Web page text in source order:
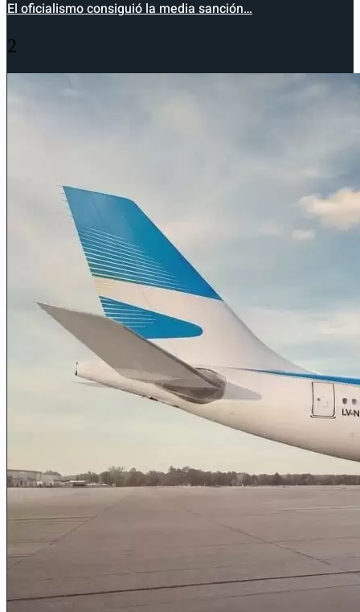
El oficialismo consiguió la media sanción…
2